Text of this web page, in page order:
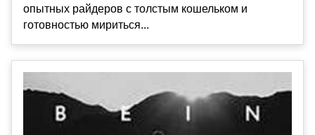
опытных райдеров с толстым кошельком и
готовностью мириться...